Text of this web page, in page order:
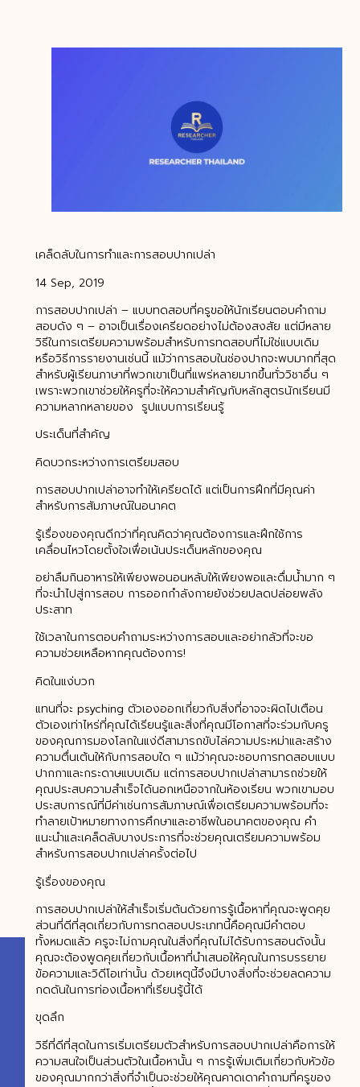
เคล็ดลับในการทำและการสอบปากเปล่า
14 Sep, 2019
การสอบปากเปล่า – แบบทดสอบที่ครูขอให้นักเรียนตอบคำถาม
สอบดัง ๆ – อาจเป็นเรื่องเครียดอย่างไม่ต้องสงสัย แต่มีหลาย
วิธีในการเตรียมความพร้อมสำหรับการทดสอบที่ไม่ใช่แบบเดิม
หรือวิธีการรายงานเช่นนี้ แม้ว่าการสอบในช่องปากจะพบมากที่สุด
สำหรับผู้เรียนภาษาที่พวกเขาเป็นที่แพร่หลายมากขึ้นทั่ววิชาอื่น ๆ
เพราะพวกเขาช่วยให้ครูที่จะให้ความสำคัญกับหลักสูตรนักเรียนมี
ความหลากหลายของ รูปแบบการเรียนรู้
ประเด็นที่สำคัญ
คิดบวกระหว่างการเตรียมสอบ
การสอบปากเปล่าอาจทำให้เครียดได้ แต่เป็นการฝึกที่มีคุณค่า
สำหรับการสัมภาษณ์ในอนาคต
รู้เรื่องของคุณดีกว่าที่คุณคิดว่าคุณต้องการและฝึกใช้การ
เคลื่อนไหวโดยตั้งใจเพื่อเน้นประเด็นหลักของคุณ
อย่าลืมกินอาหารให้เพียงพอนอนหลับให้เพียงพอและดื่มน้ำมาก ๆ
ที่จะนำไปสู่การสอบ การออกกำลังกายยังช่วยปลดปล่อยพลัง
ประสาท
ใช้เวลาในการตอบคำถามระหว่างการสอบและอย่ากลัวที่จะขอ
ความช่วยเหลือหากคุณต้องการ!
คิดในแง่บวก
แทนที่จะ psyching ตัวเองออกเกี่ยวกับสิ่งที่อาจจะผิดไปเตือน
ตัวเองเท่าไหร่ที่คุณได้เรียนรู้และสิ่งที่คุณมีโอกาสที่จะร่วมกับครู
ของคุณการมองโลกในแง่ดีสามารถขับไล่ความประหม่าและสร้าง
ความตื่นเต้นให้กับการสอบใด ๆ แม้ว่าคุณจะชอบการทดสอบแบบ
ปากกาและกระดาษแบบเดิม แต่การสอบปากเปล่าสามารถช่วยให้
คุณประสบความสำเร็จได้นอกเหนือจากในห้องเรียน พวกเขามอบ
ประสบการณ์ที่มีค่าเช่นการสัมภาษณ์เพื่อเตรียมความพร้อมที่จะ
ทำลายเป้าหมายทางการศึกษาและอาชีพในอนาคตของคุณ คำ
แนะนำและเคล็ดลับบางประการที่จะช่วยคุณเตรียมความพร้อม
สำหรับการสอบปากเปล่าครั้งต่อไป
รู้เรื่องของคุณ
การสอบปากเปล่าให้สำเร็จเริ่มต้นด้วยการรู้เนื้อหาที่คุณจะพูดคุย
ส่วนที่ดีที่สุดเกี่ยวกับการทดสอบประเภทนี้คือคุณมีคำตอบ
ทั้งหมดแล้ว ครูจะไม่ถามคุณในสิ่งที่คุณไม่ได้รับการสอนดังนั้น
คุณจะต้องพูดคุยเกี่ยวกับเนื้อหาที่นำเสนอให้คุณในการบรรยาย
ข้อความและวิดีโอเท่านั้น ด้วยเหตุนี้จึงมีบางสิ่งที่จะช่วยลดความ
กดดันในการท่องเนื้อหาที่เรียนรู้นี้ได้
ขุดลึก
วิธีที่ดีที่สุดในการเริ่มเตรียมตัวสำหรับการสอบปากเปล่าคือการให้
ความสนใจเป็นส่วนตัวในเนื้อหานั้น ๆ การรู้เพิ่มเติมเกี่ยวกับหัวข้อ
ของคุณมากกว่าสิ่งที่จำเป็นจะช่วยให้คุณคาดเดาคำถามที่ครูของ